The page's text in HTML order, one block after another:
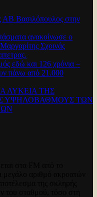
ΑΒ Βασιλόπουλος στην
ανακοίνωσε ο
Σχοινάς
εδώ και 126 χρόνια –
πάνω από 21.000
ΛΥΚΕΙΑ ΤΗΣ
ΥΨΗΛΟΒΑΘΜΟΥΣ ΤΩΝ